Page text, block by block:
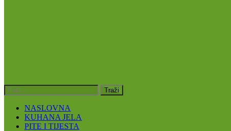
NASLOVNA
KUHANA JELA
PITE I TIJESTA